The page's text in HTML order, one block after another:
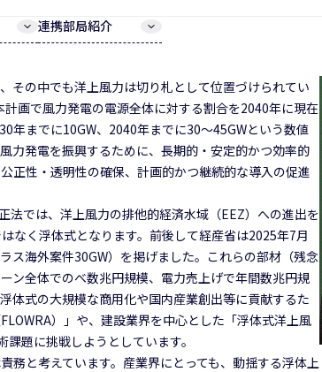
連携部局紹介
その中でも洋上風力は切り札として位置づけられてい
画で風力発電の電源全体に対する割合を2040年に現在
年までに10GW、2040年までに30～45GWという数値
力発電を振興するために、長期的・安定的かつ効率的
正性・透明性の確保、計画的かつ継続的な導入の促進
法では、洋上風力の排他的経済水域（EEZ）への進出を
なく浮体式となります。前後して経産省は2025年7月
ス海外案件30GW）を掲げました。これらの部材（残念
ン全体でのべ数兆円規模、電力売上げで年間数兆円規
体式の大規模な商用化や国内産業創出等に貢献するた
）」や、建設業界を中心とした「浮体式洋上風
題に挑戦しようとしています。
務と考えています。産業界にとっても、動揺する浮体上